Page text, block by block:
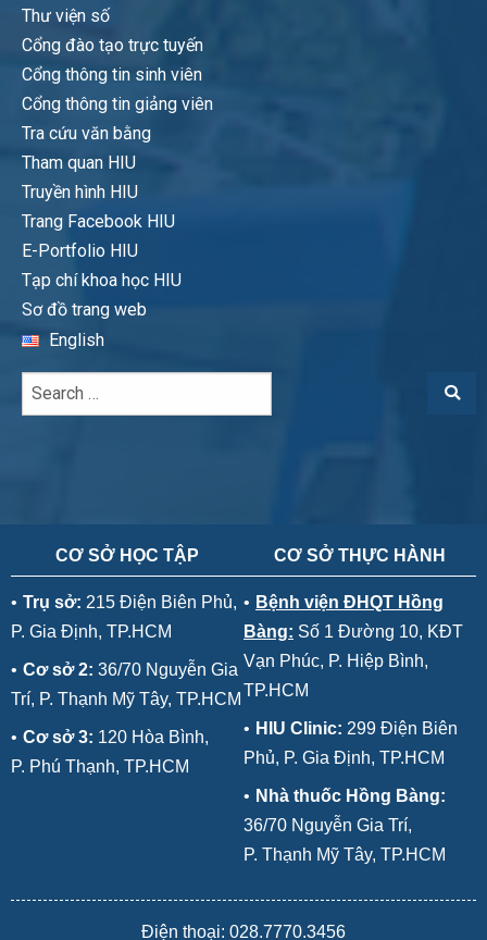
Thư viện số
Cổng đào tạo trực tuyến
Cổng thông tin sinh viên
Cổng thông tin giảng viên
Tra cứu văn bằng
Tham quan HIU
Truyền hình HIU
Trang Facebook HIU
E-Portfolio HIU
Tạp chí khoa học HIU
Sơ đồ trang web
English
CƠ SỞ HỌC TẬP
• Trụ sở: 215 Điện Biên Phủ,
P. Gia Định, TP.HCM
• Cơ sở 2: 36/70 Nguyễn Gia
Trí, P. Thạnh Mỹ Tây, TP.HCM
• Cơ sở 3: 120 Hòa Bình,
P. Phú Thạnh, TP.HCM
CƠ SỞ THỰC HÀNH
• Bệnh viện ĐHQT Hồng
Bàng: Số 1 Đường 10, KĐT
Vạn Phúc, P. Hiệp Bình,
TP.HCM
• HIU Clinic: 299 Điện Biên
Phủ, P. Gia Định, TP.HCM
• Nhà thuốc Hồng Bàng:
36/70 Nguyễn Gia Trí,
P. Thạnh Mỹ Tây, TP.HCM
Điện thoại: 028.7770.3456